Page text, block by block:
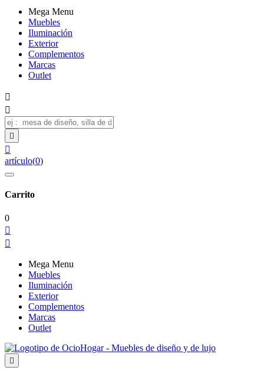
Mega Menu
Muebles
Iluminación
Exterior
Complementos
Marcas
Outlet




artículo(0)
Carrito
0


Mega Menu
Muebles
Iluminación
Exterior
Complementos
Marcas
Outlet
